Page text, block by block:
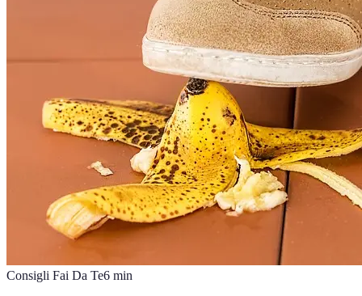
Consigli Fai Da Te6 min